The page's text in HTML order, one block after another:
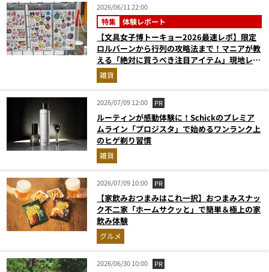
2026/06/11 22:00
特集 体験レポート
【文具女子博トーキョー2026最速レポ】限定
ロルバーンから行列の攻略法まで！マニアが教
える「絶対に買うべき注目アイテム」現地レポ
ート
雑貨
2026/07/09 12:00 PR
ルーティンが感動体験に！Schickのプレミア
ムライン「プロジスタ」で始めるワンランク上
のヒゲ剃り習慣
雑貨
2026/07/09 10:00 PR
【家飲みおつまみはこれ一択】おつまみスナッ
ク不二家「ホームサクッと」で簡単＆極上の家
飲み体験
グルメ
2026/06/30 10:00 PR